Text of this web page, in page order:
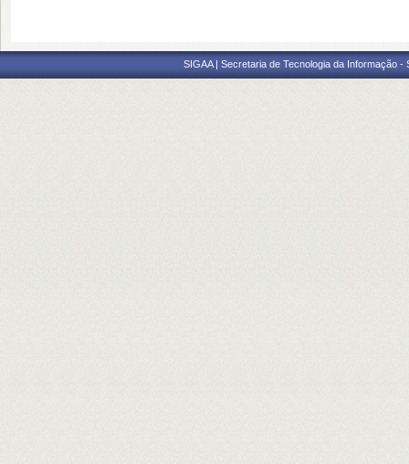
SIGAA | Secretaria de Tecnologia da Informação